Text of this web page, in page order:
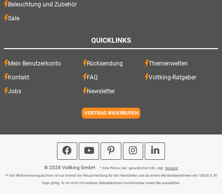
Beleuchtung und Zubehör
Sale
QUICKLINKS
Mein Benutzerkonto Rücksendung Themenwelten
Kontakt FAQ Voltking-Ratgeber
Jobs Newsletter
VERTRAG WIDERRUFEN
© 2026 Voltking GmbH * Alle Preise inkl. gesetzlicher USt., zzgl. Versand
** Der Willkommensgutschein ist nur einmal bei Neuanmeldung für den Newsletter und ab einem Mindestbestellwert von 100,00 € 30
Tage gültig. Er ist nicht mit anderen Rabattaktionen kombinierbar sowie Bar auszahlbar.